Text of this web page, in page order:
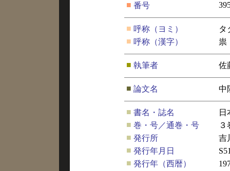
■ 番号
■ 呼称（ヨミ）
タ
■ 呼称（漢字） 祟
■ 執筆者 佐
■ 論文名 中
■ 書名・誌名
日
■ 巻・号／通巻・号
３
■ 発行所
吉
■ 発行年月日
■ 発行年（西暦）